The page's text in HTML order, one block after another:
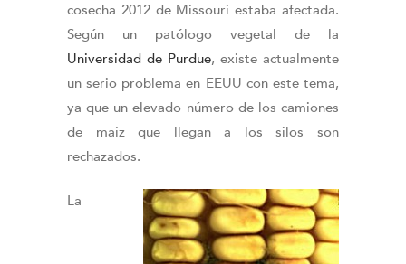
cosecha 2012 de Missouri estaba afectada.
Según un patólogo vegetal de la
Universidad de Purdue, existe actualmente
un serio problema en EEUU con este tema,
ya que un elevado número de los camiones
de maíz que llegan a los silos son
rechazados.
La